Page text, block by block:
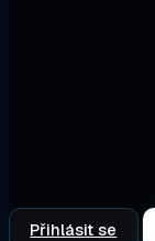
Přihlásit se